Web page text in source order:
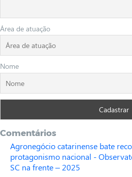
Área de atuação
Nome
Comentários
Agronegócio catarinense bate
protagonismo nacional -
SC na frente – 2025